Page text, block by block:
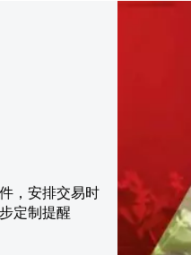
，安排交易时
定制提醒